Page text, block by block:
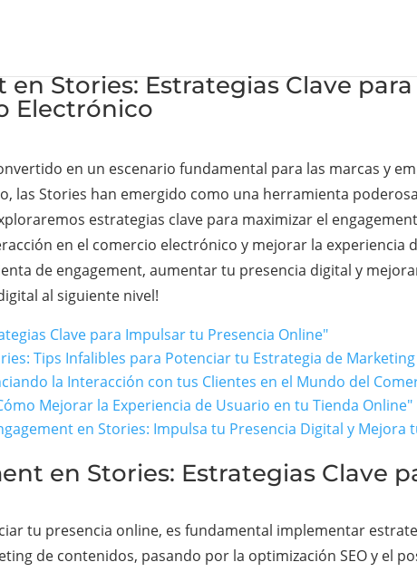
Stories: Estrategias Clave
Electrónico
en un escenario fundamental para las marcas y
las Stories han emergido como una herramienta
estrategias clave para maximizar el
en el comercio electrónico y mejorar la experiencia
de engagement, aumentar tu presencia digital y
al siguiente nivel!
Clave para Impulsar tu Presencia Online"
Tips Infalibles para Potenciar tu Estrategia de
la Interacción con tus Clientes en el Mundo del
Mejorar la Experiencia de Usuario en tu Tienda Online"
en Stories: Impulsa tu Presencia Digital y Mejora
en Stories: Estrategias Clave
tu presencia online, es fundamental implementar
de contenidos, pasando por la optimización SEO y el